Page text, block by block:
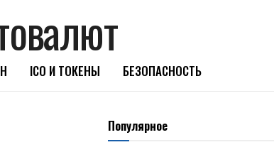
ICO И ТОКЕНЫ БЕЗОПАСНОСТЬ
Популярное